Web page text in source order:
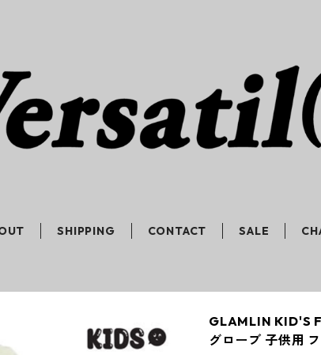
SHIPPING CONTACT SALE
GLAMLIN KID'S
グローブ 子供用